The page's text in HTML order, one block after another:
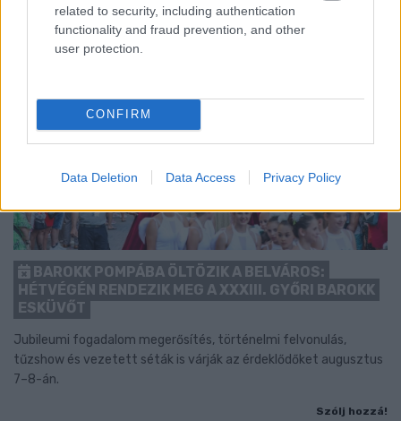
related to security, including authentication
functionality and fraud prevention, and other
user protection.
CONFIRM
Data Deletion Data Access Privacy Policy
BAROKK POMPÁBA ÖLTÖZIK A BELVÁROS:
HÉTVÉGÉN RENDEZIK MEG A XXXIII. GYŐRI BAROKK
ESKÜVŐT
Jubileumi fogadalom megerősítés, történelmi felvonulás,
tűzshow és vezetett séták is várják az érdeklődőket augusztus
7–8-án.
Szólj hozzá!